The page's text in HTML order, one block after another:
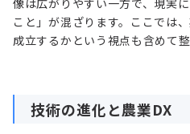
像は広がりやすい一方で、現実
こと」が混ざります。ここでは
成立するかという視点も含めて整
技術の進化と農業DX